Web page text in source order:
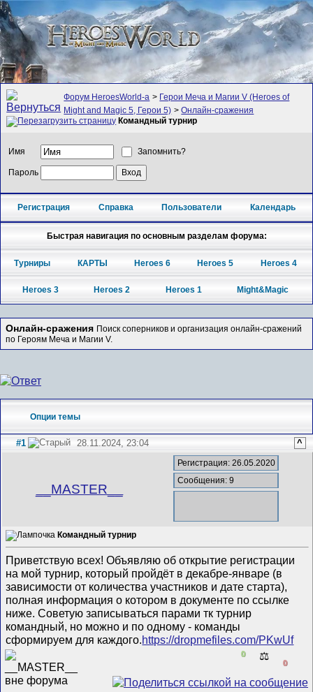
Форум HeroesWorld-а > Герои Меча и Магии V (Heroes of
Might and Magic 5, Герои 5) >Онлайн-сражения
Командный турнир
Имя Запомнить?
Пароль
Регистрация Справка Пользователи Календарь
Быстрая навигация по основным разделам форума:
Турниры КАРТЫ Heroes 6 Heroes 5 Heroes 4
Heroes 3 Heroes 2 Heroes 1 Might&Magic
Онлайн-сражения Поиск соперников и организация онлайн-сражений
по Героям Меча и Магии V.
Опции темы
#1 28.11.2024, 23:04 ^
__MASTER__
Регистрация: 26.05.2020
Сообщения: 9
Командный турнир
Приветствую всех! Объявляю об открытие регистрации
на мой турнир, который пройдёт в декабре-январе (в
зависимости от количества участников и дате старта),
полная информация о котором в документе по ссылке
ниже. Советую записываться парами тк турнир
командный, но можно и по одному - команды
сформируем для каждого. https://dropmefiles.com/PKwUf
0 ⚖️
0